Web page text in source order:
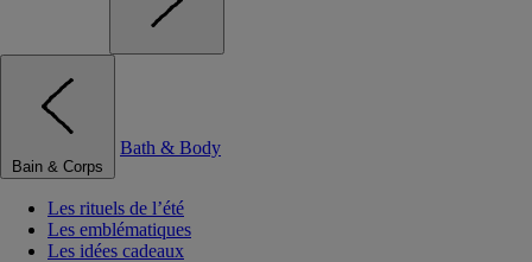
Bain & Corps
Bath & Body
Les rituels de l’été
Les emblématiques
Les idées cadeaux